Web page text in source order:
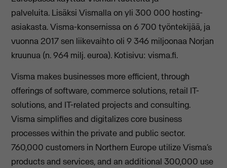
palveluita. Lisäksi Vismalla on yli 300 000 hosting-
asiakasta. Visma-konsernissa on 6 700 työntekijää, ja
vuonna 2017 sen liikevaihto oli 9 346 miljoonaa Norjan
kruunua (n. 964 milj. euroa). Kotisivu: visma.fi.
Visma makes businesses more efficient, through
offerings of software, commerce solutions, retail IT-
solutions, and IT-related projects and consulting.
Visma simplifies and digitalizes core business
processes within the private and public sector.
760,000 customers in Northern Europe utilize Visma’s
products and services, and an additional 300,000 use